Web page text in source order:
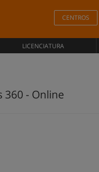
CENTROS
LICENCIATURA
360 - Online